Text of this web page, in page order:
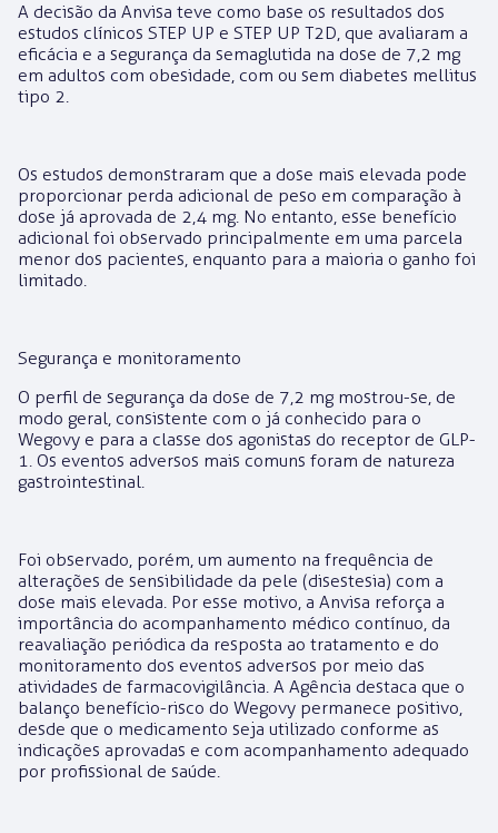
A decisão da Anvisa teve como base os resultados dos
estudos clínicos STEP UP e STEP UP T2D, que avaliaram a
eficácia e a segurança da semaglutida na dose de 7,2 mg
em adultos com obesidade, com ou sem diabetes mellitus
tipo 2.
Os estudos demonstraram que a dose mais elevada pode
proporcionar perda adicional de peso em comparação à
dose já aprovada de 2,4 mg. No entanto, esse benefício
adicional foi observado principalmente em uma parcela
menor dos pacientes, enquanto para a maioria o ganho foi
limitado.
Segurança e monitoramento
O perfil de segurança da dose de 7,2 mg mostrou-se, de
modo geral, consistente com o já conhecido para o
Wegovy e para a classe dos agonistas do receptor de GLP-
1. Os eventos adversos mais comuns foram de natureza
gastrointestinal.
Foi observado, porém, um aumento na frequência de
alterações de sensibilidade da pele (disestesia) com a
dose mais elevada. Por esse motivo, a Anvisa reforça a
importância do acompanhamento médico contínuo, da
reavaliação periódica da resposta ao tratamento e do
monitoramento dos eventos adversos por meio das
atividades de farmacovigilância. A Agência destaca que o
balanço benefício-risco do Wegovy permanece positivo,
desde que o medicamento seja utilizado conforme as
indicações aprovadas e com acompanhamento adequado
por profissional de saúde.